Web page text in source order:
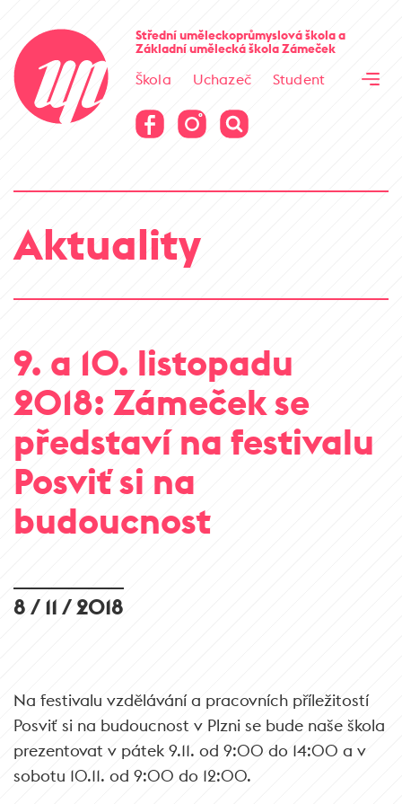
Střední uměleckoprůmyslová školaa
Základní umělecká školaZámeček
Škola Uchazeč
Student
Virtuální prohlídka
Virtuální prohlídka
Aktuality
9. a 10. listopadu
2018: Zámeček se
představí na festivalu
Posviť si na
budoucnost
8 / 11 / 2018
Na festivalu vzdělávání a pracovních příležitostí
Posviť si na budoucnost v Plzni se bude naše škola
prezentovat v pátek 9.11. od 9:00 do 14:00 a v
sobotu 10.11. od 9:00 do 12:00.